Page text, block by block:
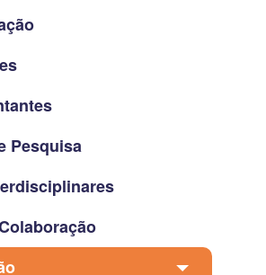
Pesquisa